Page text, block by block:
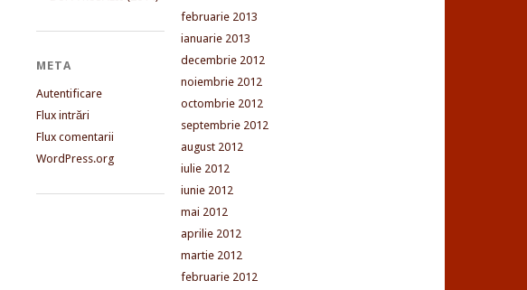
META
Autentificare
Flux intrări
Flux comentarii
WordPress.org
februarie 2013
ianuarie 2013
decembrie 2012
noiembrie 2012
octombrie 2012
septembrie 2012
august 2012
iulie 2012
iunie 2012
mai 2012
aprilie 2012
martie 2012
februarie 2012